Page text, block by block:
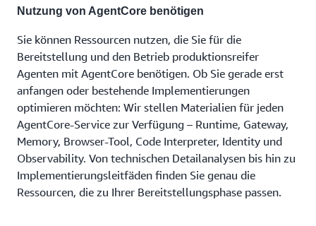
Nutzung von AgentCore benötigen
Sie können Ressourcen nutzen, die Sie für die
Bereitstellung und den Betrieb produktionsreifer
Agenten mit AgentCore benötigen. Ob Sie gerade erst
anfangen oder bestehende Implementierungen
optimieren möchten: Wir stellen Materialien für jeden
AgentCore-Service zur Verfügung – Runtime, Gateway,
Memory, Browser-Tool, Code Interpreter, Identity und
Observability. Von technischen Detailanalysen bis hin zu
Implementierungsleitfäden finden Sie genau die
Ressourcen, die zu Ihrer Bereitstellungsphase passen.